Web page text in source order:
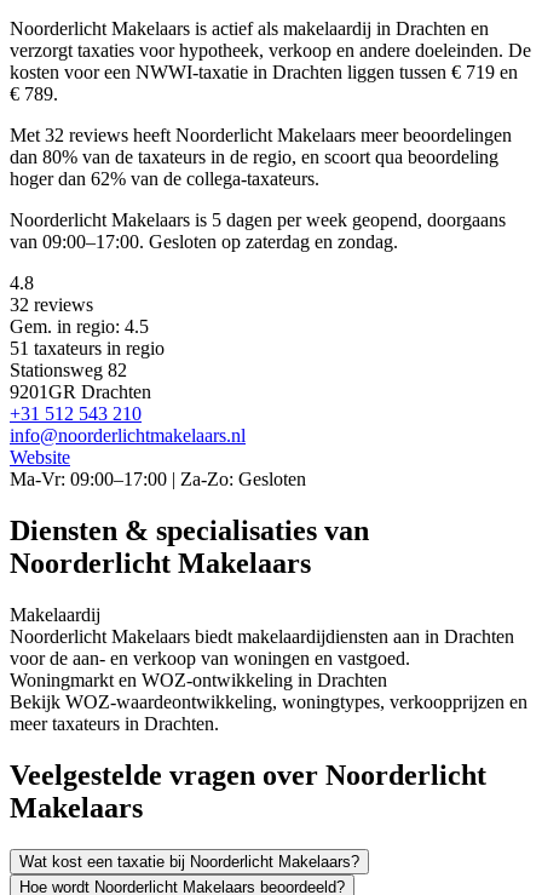
Noorderlicht Makelaars is actief als makelaardij in Drachten en
verzorgt taxaties voor hypotheek, verkoop en andere doeleinden. De
kosten voor een NWWI-taxatie in Drachten liggen tussen € 719 en
€ 789.
Met 32 reviews heeft Noorderlicht Makelaars meer beoordelingen
dan 80% van de taxateurs in de regio, en scoort qua beoordeling
hoger dan 62% van de collega-taxateurs.
Noorderlicht Makelaars is 5 dagen per week geopend, doorgaans
van 09:00–17:00. Gesloten op zaterdag en zondag.
4.8
32 reviews
Gem. in regio: 4.5
51 taxateurs in regio
Stationsweg 82
9201GR Drachten
+31 512 543 210
info@noorderlichtmakelaars.nl
Website
Ma-Vr: 09:00–17:00 | Za-Zo: Gesloten
Diensten & specialisaties van
Noorderlicht Makelaars
Makelaardij
Noorderlicht Makelaars biedt makelaardijdiensten aan in Drachten
voor de aan- en verkoop van woningen en vastgoed.
Woningmarkt en WOZ-ontwikkeling in Drachten
Bekijk WOZ-waardeontwikkeling, woningtypes, verkoopprijzen en
meer taxateurs in Drachten.
Veelgestelde vragen over Noorderlicht
Makelaars
Wat kost een taxatie bij Noorderlicht Makelaars?
Hoe wordt Noorderlicht Makelaars beoordeeld?